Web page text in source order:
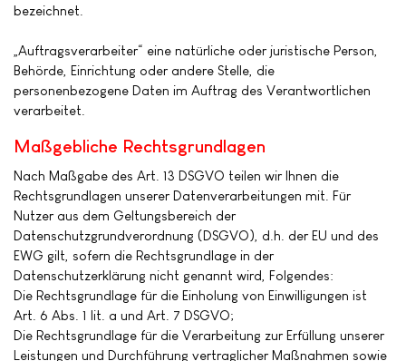
bezeichnet.
„Auftragsverarbeiter“ eine natürliche oder juristische Person,
Behörde, Einrichtung oder andere Stelle, die
personenbezogene Daten im Auftrag des Verantwortlichen
verarbeitet.
Maßgebliche Rechtsgrundlagen
Nach Maßgabe des Art. 13 DSGVO teilen wir Ihnen die
Rechtsgrundlagen unserer Datenverarbeitungen mit. Für
Nutzer aus dem Geltungsbereich der
Datenschutzgrundverordnung (DSGVO), d.h. der EU und des
EWG gilt, sofern die Rechtsgrundlage in der
Datenschutzerklärung nicht genannt wird, Folgendes:
Die Rechtsgrundlage für die Einholung von Einwilligungen ist
Art. 6 Abs. 1 lit. a und Art. 7 DSGVO;
Die Rechtsgrundlage für die Verarbeitung zur Erfüllung unserer
Leistungen und Durchführung vertraglicher Maßnahmen sowie